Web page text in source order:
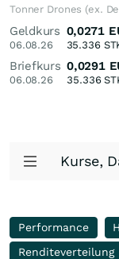
Tonner Drones (ex.
Geldkurs
06.08.26
0,0271
35.336
Briefkurs
06.08.26
0,0291
35.336
Kurse,
Performance
Renditeverteilung